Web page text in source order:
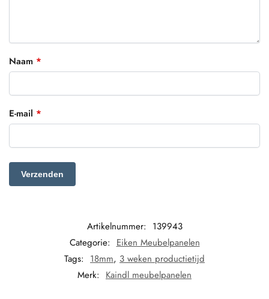
Naam *
E-mail *
Artikelnummer: 139943
Categorie: Eiken Meubelpanelen
Tags: 18mm, 3 weken productietijd
Merk: Kaindl meubelpanelen